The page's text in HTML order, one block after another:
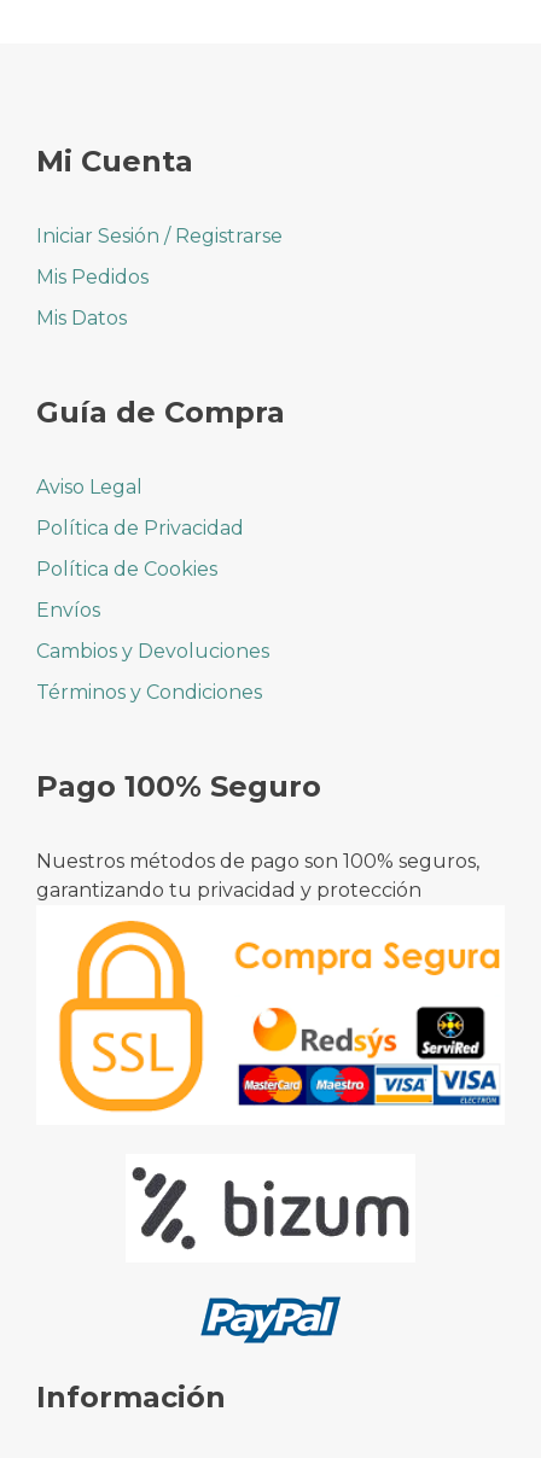
Mi Cuenta
Iniciar Sesión / Registrarse
Mis Pedidos
Mis Datos
Guía de Compra
Aviso Legal
Política de Privacidad
Política de Cookies
Envíos
Cambios y Devoluciones
Términos y Condiciones
Pago 100% Seguro
Nuestros métodos de pago son 100% seguros,
garantizando tu privacidad y protección
Información